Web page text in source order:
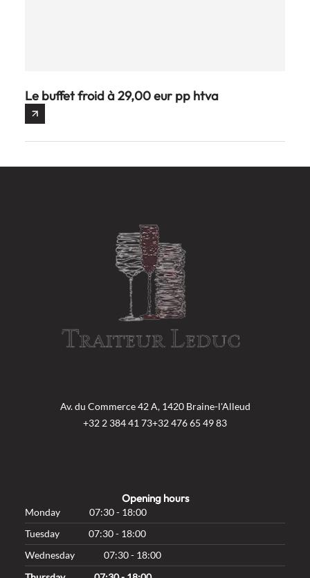
Le buffet froid à 29,00 eur pp htva
Av. du Commerce 42 A, 1420 Braine-l'Alleud
+32 2 384 41 73+32 476 65 49 83
Opening hours
Monday
07:30 - 18:00
Tuesday
07:30 - 18:00
Wednesday
07:30 - 18:00